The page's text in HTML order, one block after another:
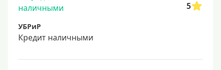
5
УБРиР
Кредит наличными